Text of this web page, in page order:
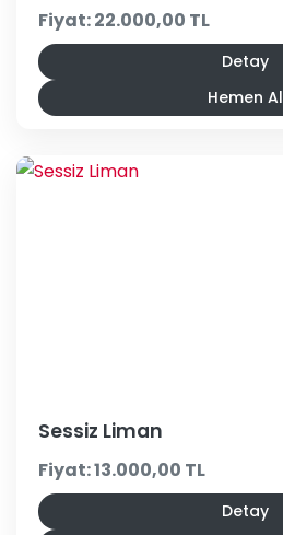
Fiyat: 22.000,00 TL
Detay
Hemen Al
Sessiz Liman
Fiyat: 13.000,00 TL
Detay